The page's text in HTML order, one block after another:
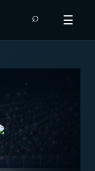
⌕ ☰